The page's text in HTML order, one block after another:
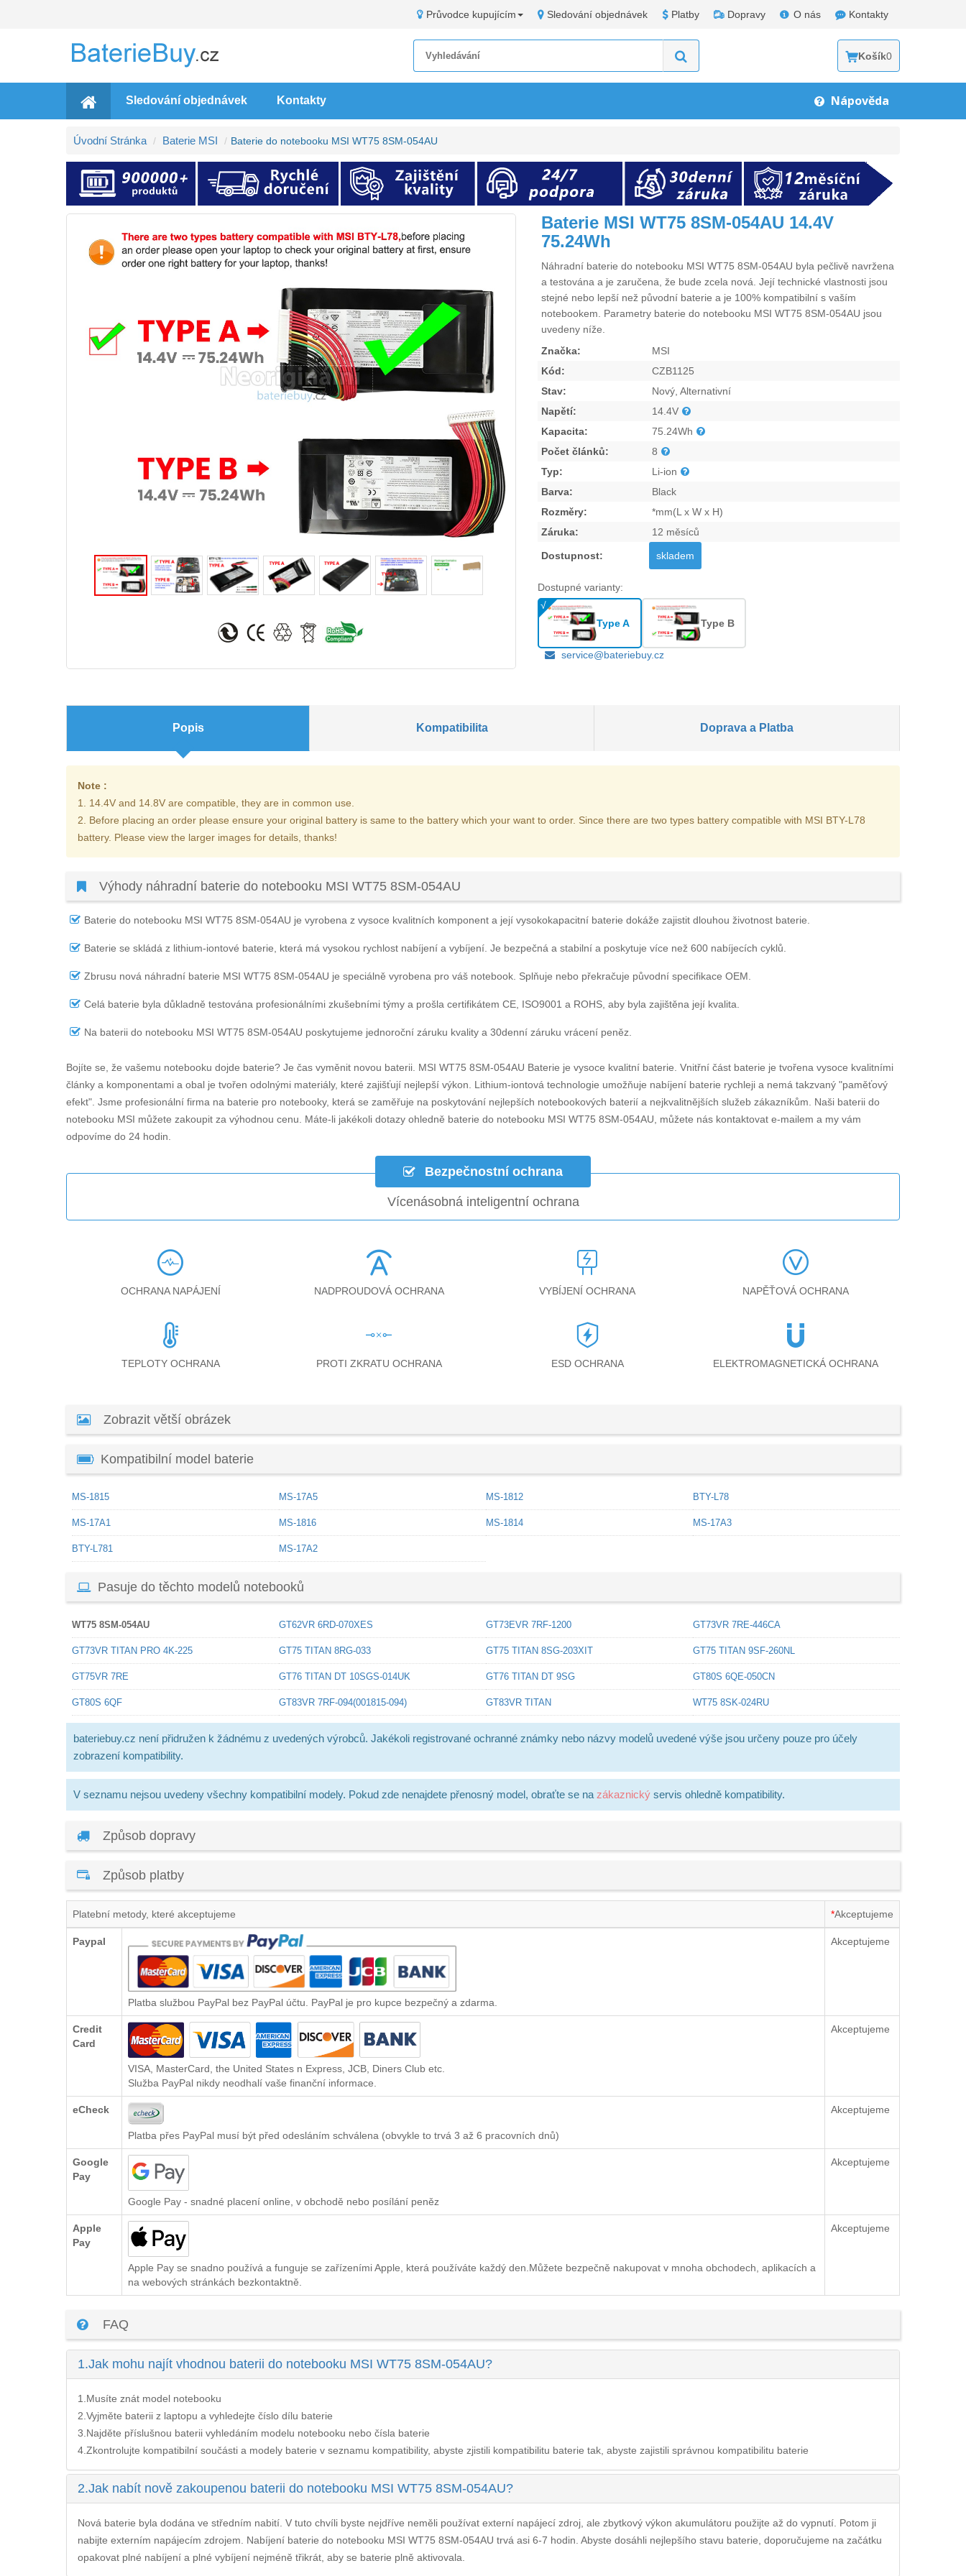
Průvodce kupujícím Sledování objednávek Platby Dopravy O nás Kontakty
Košík0
Sledování objednávek Kontakty Nápověda
Úvodní Stránka Baterie MSI Baterie do notebooku MSI WT75 8SM-054AU
Baterie MSI WT75 8SM-054AU 14.4V
75.24Wh
Náhradní baterie do notebooku MSI WT75 8SM-054AU byla pečlivě navržena
a testována a je zaručena, že bude zcela nová. Její technické vlastnosti jsou
stejné nebo lepší než původní baterie a je 100% kompatibilní s vaším
notebookem. Parametry baterie do notebooku MSI WT75 8SM-054AU jsou
uvedeny níže.
Značka:
MSI
Kód:
CZB1125
Stav:
Nový, Alternativní
Napětí:
14.4V
Kapacita:
75.24Wh
Počet článků:
8
Typ:
Li-ion
Barva:
Black
Rozměry:
*mm(L x W x H)
Záruka:
12 měsíců
Dostupnost: skladem
Dostupné varianty:
Type A Type B
service@bateriebuy.cz
Popis Kompatibilita Doprava a Platba
Note :
1. 14.4V and 14.8V are compatible, they are in common use.
2. Before placing an order please ensure your original battery is same to the battery which your want to order. Since there are two types battery compatible with MSI BTY-L78
battery. Please view the larger images for details, thanks!
Výhody náhradní baterie do notebooku MSI WT75 8SM-054AU
Baterie do notebooku MSI WT75 8SM-054AU je vyrobena z vysoce kvalitních komponent a její vysokokapacitní baterie dokáže zajistit dlouhou životnost baterie.
Baterie se skládá z lithium-iontové baterie, která má vysokou rychlost nabíjení a vybíjení. Je bezpečná a stabilní a poskytuje více než 600 nabíjecích cyklů.
Zbrusu nová náhradní baterie MSI WT75 8SM-054AU je speciálně vyrobena pro váš notebook. Splňuje nebo překračuje původní specifikace OEM.
Celá baterie byla důkladně testována profesionálními zkušebními týmy a prošla certifikátem CE, ISO9001 a ROHS, aby byla zajištěna její kvalita.
Na baterii do notebooku MSI WT75 8SM-054AU poskytujeme jednoroční záruku kvality a 30denní záruku vrácení peněz.
Bojíte se, že vašemu notebooku dojde baterie? Je čas vyměnit novou baterii. MSI WT75 8SM-054AU Baterie je vysoce kvalitní baterie. Vnitřní část baterie je tvořena vysoce kvalitními
články a komponentami a obal je tvořen odolnými materiály, které zajišťují nejlepší výkon. Lithium-iontová technologie umožňuje nabíjení baterie rychleji a nemá takzvaný "paměťový
efekt". Jsme profesionální firma na baterie pro notebooky, která se zaměřuje na poskytování nejlepších notebookových baterií a nejkvalitnějších služeb zákazníkům. Naši baterii do
notebooku MSI můžete zakoupit za výhodnou cenu. Máte-li jakékoli dotazy ohledně baterie do notebooku MSI WT75 8SM-054AU , můžete nás kontaktovat e-mailem a my vám
odpovíme do 24 hodin.
Bezpečnostní ochrana
Vícenásobná inteligentní ochrana
OCHRANA NAPÁJENÍ NADPROUDOVÁ OCHRANA VYBÍJENÍ OCHRANA NAPĚŤOVÁ OCHRANA
TEPLOTY OCHRANA PROTI ZKRATU OCHRANA ESD OCHRANA ELEKTROMAGNETICKÁ OCHRANA
Zobrazit větší obrázek
Kompatibilní model baterie
MS-1815 MS-17A5 MS-1812 BTY-L78
MS-17A1 MS-1816 MS-1814 MS-17A3
BTY-L781 MS-17A2
Pasuje do těchto modelů notebooků
WT75 8SM-054AU GT62VR 6RD-070XES GT73EVR 7RF-1200 GT73VR 7RE-446CA
GT73VR TITAN PRO 4K-225 GT75 TITAN 8RG-033 GT75 TITAN 8SG-203XIT GT75 TITAN 9SF-260NL
GT75VR 7RE GT76 TITAN DT 10SGS-014UK GT76 TITAN DT 9SG GT80S 6QE-050CN
GT80S 6QF GT83VR 7RF-094(001815-094) GT83VR TITAN WT75 8SK-024RU
bateriebuy.cz není přidružen k žádnému z uvedených výrobců. Jakékoli registrované ochranné známky nebo názvy modelů uvedené výše jsou určeny pouze pro účely
zobrazení kompatibility.
V seznamu nejsou uvedeny všechny kompatibilní modely. Pokud zde nenajdete přenosný model, obraťte se na zákaznický servis ohledně kompatibility.
Způsob dopravy
Způsob platby
Platební metody, které akceptujeme *Akceptujeme
Paypal
Platba službou PayPal bez PayPal účtu. PayPal je pro kupce bezpečný a zdarma.
Akceptujeme
Credit
Card
VISA, MasterCard, the United States n Express, JCB, Diners Club etc.
Služba PayPal nikdy neodhalí vaše finanční informace.
Akceptujeme
eCheck
Platba přes PayPal musí být před odesláním schválena (obvykle to trvá 3 až 6 pracovních dnů)
Akceptujeme
Google
Pay
Google Pay - snadné placení online, v obchodě nebo posílání peněz
Akceptujeme
Apple
Pay
Apple Pay se snadno používá a funguje se zařízeními Apple, která používáte každý den.Můžete bezpečně nakupovat v mnoha obchodech, aplikacích a
na webových stránkách bezkontaktně.
Akceptujeme
FAQ
1.Jak mohu najít vhodnou baterii do notebooku MSI WT75 8SM-054AU?
1.Musíte znát model notebooku
2.Vyjměte baterii z laptopu a vyhledejte číslo dílu baterie
3.Najděte příslušnou baterii vyhledáním modelu notebooku nebo čísla baterie
4.Zkontrolujte kompatibilní součásti a modely baterie v seznamu kompatibility, abyste zjistili kompatibilitu baterie tak, abyste zajistili správnou kompatibilitu baterie
2.Jak nabít nově zakoupenou baterii do notebooku MSI WT75 8SM-054AU?
Nová baterie byla dodána ve středním nabití. V tuto chvíli byste nejdříve neměli používat externí napájecí zdroj, ale zbytkový výkon akumulátoru použijte až do vypnutí. Potom ji
nabijte externím napájecím zdrojem. Nabíjení baterie do notebooku MSI WT75 8SM-054AU trvá asi 6-7 hodin. Abyste dosáhli nejlepšího stavu baterie, doporučujeme na začátku
opakovat plné nabíjení a plné vybíjení nejméně třikrát, aby se baterie plně aktivovala.